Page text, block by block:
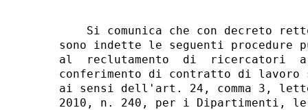
Si comunica che con decreto
sono indette le seguenti
al  reclutamento  di  ricercatori  a
conferimento di contratto di
ai sensi dell'art. 24, comma 3,
2010, n. 240, per i Dipartimenti,